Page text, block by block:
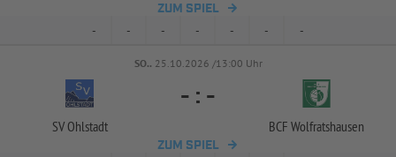
ZUM SPIEL
- - - - - - -
SO.. 25.10.2026 /13:00 Uhr
SV Ohlstadt
- : -
BCF Wolfratshausen
ZUM SPIEL